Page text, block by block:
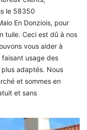
le 58350
En Donziois, pour
tuile. Ceci est dû à nos
vous aider à
usage des
adaptés. Nous
et sommes en
et sans